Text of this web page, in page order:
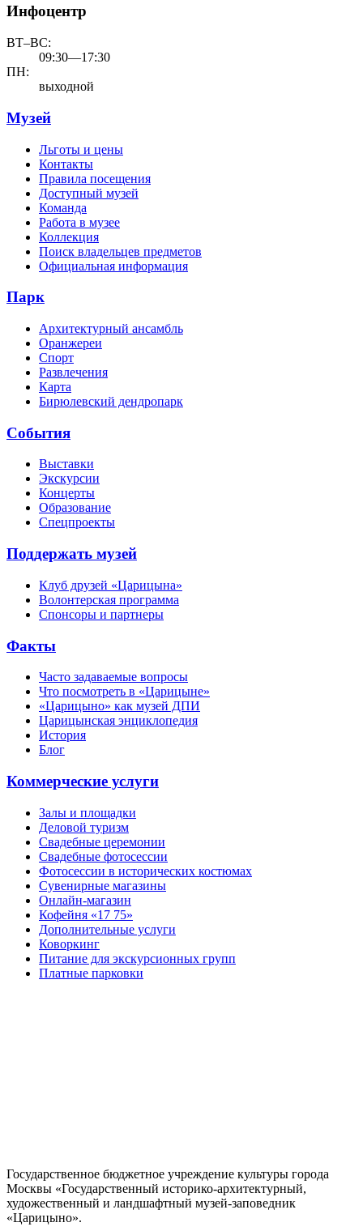
Инфоцентр
ВТ–ВС:
09:30—17:30
ПН:
выходной
Музей
Льготы и цены
Контакты
Правила посещения
Доступный музей
Команда
Работа в музее
Коллекция
Поиск владельцев предметов
Официальная информация
Парк
Архитектурный ансамбль
Оранжереи
Спорт
Развлечения
Карта
Бирюлевский дендропарк
События
Выставки
Экскурсии
Концерты
Образование
Спецпроекты
Поддержать музей
Клуб друзей «Царицына»
Волонтерская программа
Спонсоры и партнеры
Факты
Часто задаваемые вопросы
Что посмотреть в «Царицыне»
«Царицыно» как музей ДПИ
Царицынская энциклопедия
История
Блог
Коммерческие услуги
Залы и площадки
Деловой туризм
Свадебные церемонии
Свадебные фотосессии
Фотосессии в исторических костюмах
Сувенирные магазины
Онлайн-магазин
Кофейня «17 75»
Дополнительные услуги
Коворкинг
Питание для экскурсионных групп
Платные парковки
Государственное бюджетное учреждение культуры города
Москвы «Государственный историко-архитектурный,
художественный и ландшафтный музей-заповедник
«Царицыно».